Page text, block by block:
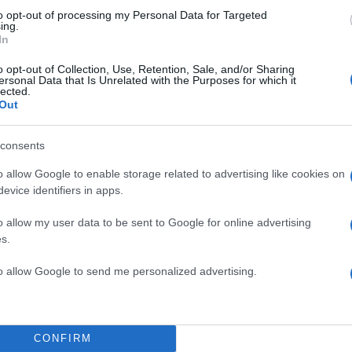
opt-out of processing my Personal Data for Targeted
opt-out of Collection, Use, Retention, Sale, and/or Sharing
Data that Is Unrelated with the Purposes for which it
allow Google to enable storage related to advertising like cookies on
identifiers in apps.
allow my user data to be sent to Google for online advertising
allow Google to send me personalized advertising.
CONFIRM
επιλογή. Ένα
Madden,